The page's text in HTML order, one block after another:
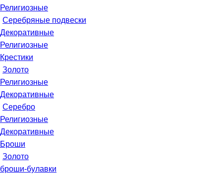
Религиозные
Серебряные подвески
Декоративные
Религиозные
Крестики
Золото
Религиозные
Декоративные
Серебро
Религиозные
Декоративные
Броши
Золото
броши-булавки